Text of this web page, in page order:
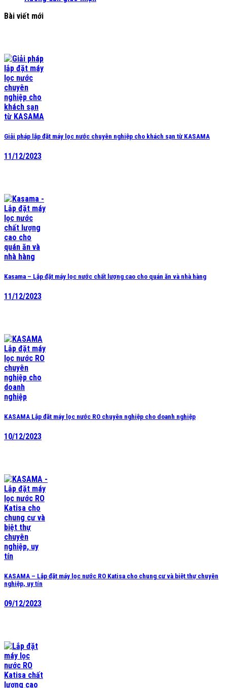
Bài viết mới
Giải pháp lắp đặt máy lọc nước chuyên nghiệp cho khách sạn từ KASAMA
11/12/2023
Kasama – Lắp đặt máy lọc nước chất lượng cao cho quán ăn và nhà hàng
11/12/2023
KASAMA Lắp đặt máy lọc nước RO chuyên nghiệp cho doanh nghiệp
10/12/2023
KASAMA – Lắp đặt máy lọc nước RO Katisa cho chung cư và biệt thự chuyên
nghiệp, uy tín
09/12/2023